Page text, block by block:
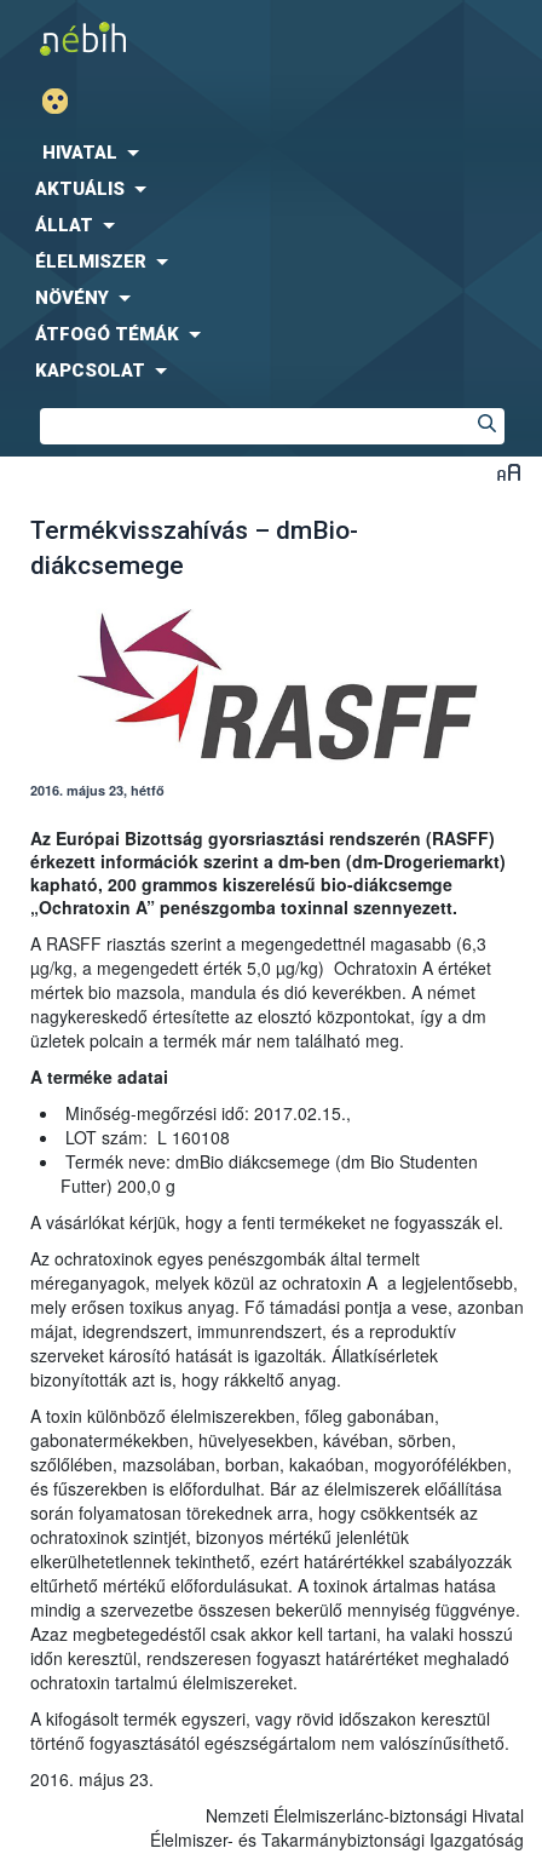
HIVATAL
AKTUÁLIS
ÁLLAT
ÉLELMISZER
NÖVÉNY
ÁTFOGÓ TÉMÁK
KAPCSOLAT
Termékvisszahívás – dmBio-
diákcsemege
2016. május 23, hétfő
Az Európai Bizottság gyorsriasztási rendszerén (RASFF)
érkezett információk szerint a dm-ben (dm-Drogeriemarkt)
kapható, 200 grammos kiszerelésű bio-diákcsemge
„Ochratoxin A” penészgomba toxinnal szennyezett.
A RASFF riasztás szerint a megengedettnél magasabb (6,3
µg/kg, a megengedett érték 5,0 µg/kg) Ochratoxin A értéket
mértek bio mazsola, mandula és dió keverékben. A német
nagykereskedő értesítette az elosztó központokat, így a dm
üzletek polcain a termék már nem található meg.
A terméke adatai
Minőség-megőrzési idő: 2017.02.15.,
LOT szám: L 160108
Termék neve: dmBio diákcsemege (dm Bio Studenten
Futter) 200,0 g
A vásárlókat kérjük, hogy a fenti termékeket ne fogyasszák el.
Az ochratoxinok egyes penészgombák által termelt
méreganyagok, melyek közül az ochratoxin A a legjelentősebb,
mely erősen toxikus anyag. Fő támadási pontja a vese, azonban
májat, idegrendszert, immunrendszert, és a reproduktív
szerveket károsító hatását is igazolták. Állatkísérletek
bizonyították azt is, hogy rákkeltő anyag.
A toxin különböző élelmiszerekben, főleg gabonában,
gabonatermékekben, hüvelyesekben, kávéban, sörben,
szőlőlében, mazsolában, borban, kakaóban, mogyorófélékben,
és fűszerekben is előfordulhat. Bár az élelmiszerek előállítása
során folyamatosan törekednek arra, hogy csökkentsék az
ochratoxinok szintjét, bizonyos mértékű jelenlétük
elkerülhetetlennek tekinthető, ezért határértékkel szabályozzák
eltűrhető mértékű előfordulásukat. A toxinok ártalmas hatása
mindig a szervezetbe összesen bekerülő mennyiség függvénye.
Azaz megbetegedéstől csak akkor kell tartani, ha valaki hosszú
időn keresztül, rendszeresen fogyaszt határértéket meghaladó
ochratoxin tartalmú élelmiszereket.
A kifogásolt termék egyszeri, vagy rövid időszakon keresztül
történő fogyasztásától egészségártalom nem valószínűsíthető.
2016. május 23.
Nemzeti Élelmiszerlánc-biztonsági Hivatal
Élelmiszer- és Takarmánybiztonsági Igazgatóság